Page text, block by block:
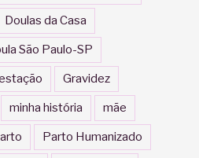
Doulas da Casa
São Paulo-SP
Gravidez
minha história mãe
Parto Humanizado